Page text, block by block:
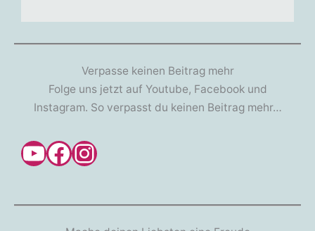
Verpasse keinen Beitrag mehr
Folge uns jetzt auf Youtube, Facebook und
Instagram. So verpasst du keinen Beitrag mehr…
YouTube
Facebook
Instagram